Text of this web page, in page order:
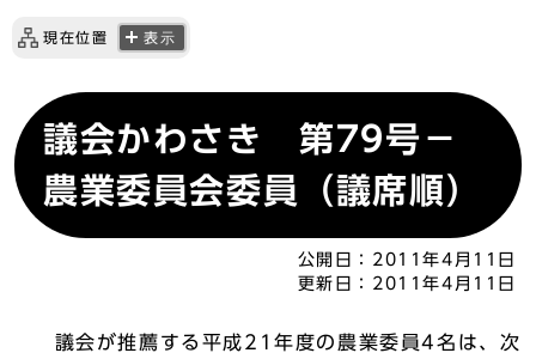
現在位置 表示
議会かわさき 第79号－
農業委員会委員（議席順）
公開日： 2011年4月11日
更新日： 2011年4月11日
議会が推薦する平成21年度の農業委員4名は、次